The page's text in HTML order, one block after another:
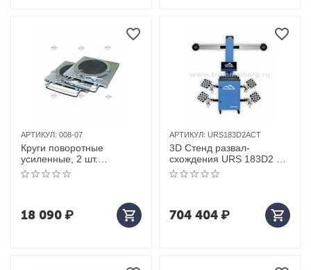
АРТИКУЛ: 008-07
Круги поворотные
усиленные, 2 шт.
Техновектор (Тула) арт.
008-07
18 090₽
АРТИКУЛ: URS183D2ACT
3D Стенд развал-
схождения URS 183D2 с
подвижной балкой
704 404₽